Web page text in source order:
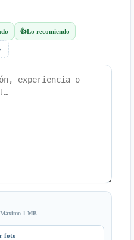
👍Lo recomiendo
Máximo 1 MB
foto